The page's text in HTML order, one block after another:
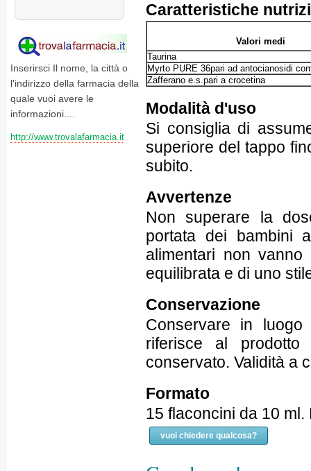
Inserirsci Il nome, la città o
l'indirizzo della farmacia della
quale vuoi avere le
informazioni....
http://www.trovalafarmacia.it
Caratteristiche
Valori medi
Taurina
Myrto PURE 36pari ad antocianosidi
Zafferano e.s.pari a crocetina
Modalità d'uso
Si consiglia di
superiore del tappo
subito.
Avvertenze
Non superare la
portata dei bambini
alimentari non
equilibrata e di uno
Conservazione
Conservare in
riferisce al prodotto
conservato. Validità a
Formato
15 flaconcini da 10 ml.
vuoi chiedere qualcosa?